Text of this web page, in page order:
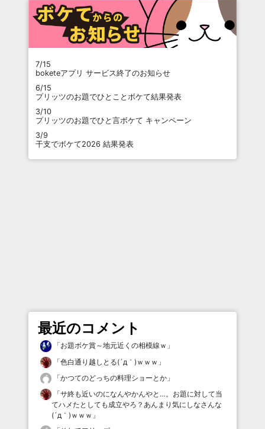
7/15
boketeアプリ サービス終了のお知らせ
6/15
プリッツのお題でひとことボケて結果発表
3/10
プリッツのお題でひと言ボケて キャンペーン
3/9
干支でボケて2026 結果発表
最近のコメント
「お題ボケ賞～地元近くの相模線ｗ 」
「色白通り越しとる(´д｀)ｗｗｗ 」
「かつてのどっちの料理ショーとか 」
「サ終も近いのになんやかんやと…。お題に対して当
てハメたとしても成立やろ？あんまり気にしなさんな
(´д｀)ｗｗｗ 」